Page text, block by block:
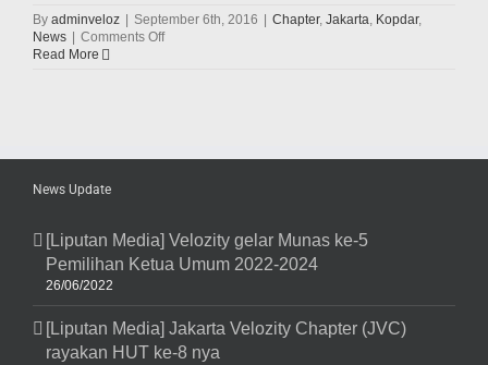
By adminveloz September 6th, 2016 Chapter, Jakarta, Kopdar,
News
Comments Offon
Velozity
Bandung
Read More
News Update
[Liputan Media] Velozity gelar Munas ke-5
Pemilihan Ketua Umum 2022-2024
26/06/2022
[Liputan Media] Jakarta Velozity Chapter (JVC)
rayakan HUT ke-8 nya